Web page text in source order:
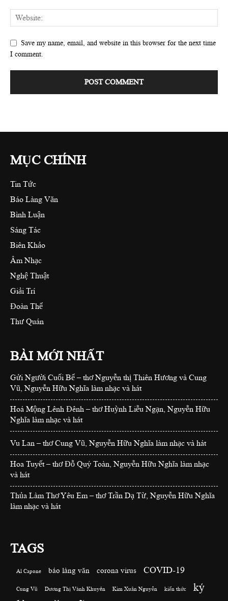
Save my name, email, and website in this browser for the next time
I comment.
MỤC CHÍNH
Tin Tức
Báo Làng Văn
Bình Luận
Sáng Tác
Biên Khảo
Âm Nhạc
Nghệ Thuật
Giải Trí
Đoàn Thể
Thư Quán
BÀI MỚI NHẤT
Gửi Người Cuối Bể – thơ Nguyễn thị Thiên Hương và Cung
Vũ, Nguyễn Hữu Nghĩa làm nhạc và hát
Hoá Mộng Lênh Đênh – thơ Huỳnh Liễu Ngạn, Nguyễn Hữu
Nghĩa làm nhạc và hát
Vu Lan – thơ Cung Vũ, Nguyễn Hữu Nghĩa làm nhạc và hát
Hoa Tuyết – thơ Đỗ Quý Toàn, Nguyễn Hữu Nghĩa làm nhạc
và hát
Thủa Làm Thơ Yêu Em – thơ Trần Dạ Từ, Nguyễn Hữu Nghĩa
làm nhạc và hát
TAGS
Al Capone báo làng văn corona virus COVID-19
Cung Vũ Dương Thị Vành Khuyên Kim Xuân Nguyễn kiến thức ký